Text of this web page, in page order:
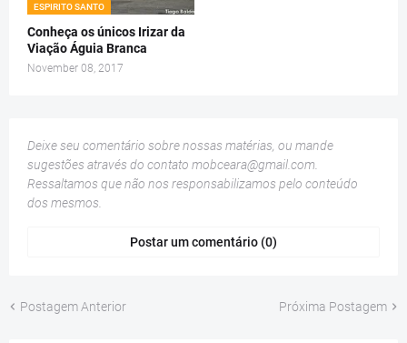
ESPIRITO SANTO
Conheça os únicos Irizar da
Viação Águia Branca
November 08, 2017
Deixe seu comentário sobre nossas matérias, ou mande
sugestões através do contato mobceara@gmail.com
Ressaltamos que não nos responsabilizamos pelo conteúdo
dos mesmos.
Postar um comentário (0)
Postagem Anterior Próxima Postagem